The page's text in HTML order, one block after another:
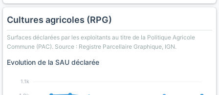
Cultures agricoles (RPG)
Surfaces déclarées par les exploitants au titre de la Politique Agricole
Commune (PAC). Source : Registre Parcellaire Graphique, IGN.
Evolution de la SAU déclarée
1.1k